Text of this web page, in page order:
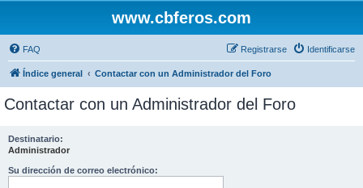
www.cbferos.com
FAQ Identificarse
Registrarse
Índice general Contactar con un Administrador del Foro
Contactar con un Administrador del Foro
Destinatario:
Administrador
Su dirección de correo electrónico: